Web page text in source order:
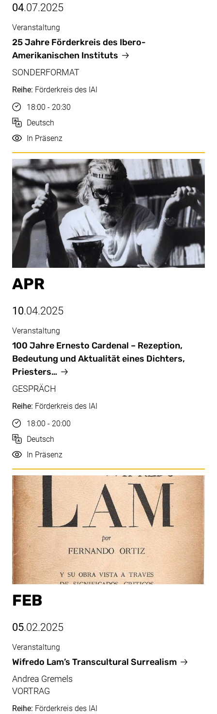
04.07.2025
Juli, 04.07.2025
25 Jahre Förderkreis des Ibero-
Amerikanischen Instituts
Veranstaltung
SONDERFORMAT
Reihe: Förderkreis des IAI
Uhrzeit
18:00 - 20:30
Sprache
Deutsch
Durchführung
In Präsenz
APR
10.04.2025
Apr, 10.04.2025
100 Jahre Ernesto Cardenal – Rezeption,
Bedeutung und Aktualität eines Dichters,
Priesters…
Veranstaltung
GESPRÄCH
Reihe: Förderkreis des IAI
Uhrzeit
18:00 - 20:00
Sprache
Deutsch
Durchführung
In Präsenz
FEB
05.02.2025
Feb, 05.02.2025
Wifredo Lam’s Transcultural Surrealism
Veranstaltung
Andrea Gremels
VORTRAG
Reihe: Förderkreis des IAI